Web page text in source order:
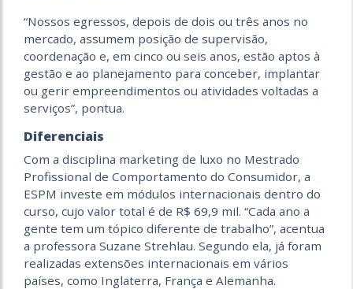
“Nossos egressos, depois de dois ou três anos no
mercado, assumem posição de supervisão,
coordenação e, em cinco ou seis anos, estão aptos à
gestão e ao planejamento para conceber, implantar
ou gerir empreendimentos ou atividades voltadas a
serviços”, pontua.
Diferenciais
Com a disciplina marketing de luxo no Mestrado
Profissional de Comportamento do Consumidor, a
ESPM investe em módulos internacionais dentro do
curso, cujo valor total é de R$ 69,9 mil. “Cada ano a
gente tem um tópico diferente de trabalho”, acentua
a professora Suzane Strehlau. Segundo ela, já foram
realizadas extensões internacionais em vários
países, como Inglaterra, França e Alemanha.